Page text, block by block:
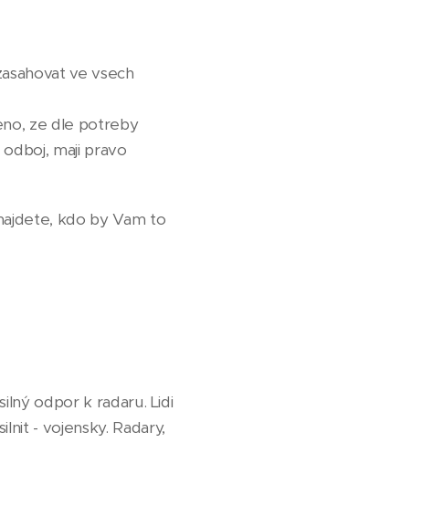
ve vsech
ze dle potreby
maji pravo
kdo by Vam to
odpor k radaru. Lidi
- vojensky. Radary,